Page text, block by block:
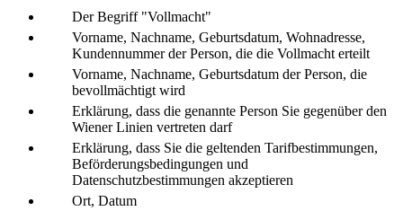
Der Begriff "Vollmacht"
Vorname, Nachname, Geburtsdatum, Wohnadresse,
Kundennummer der Person, die die Vollmacht erteilt
Vorname, Nachname, Geburtsdatum der Person, die
bevollmächtigt wird
Erklärung, dass die genannte Person Sie gegenüber den
Wiener Linien vertreten darf
Erklärung, dass Sie die geltenden Tarifbestimmungen,
Beförderungsbedingungen und
Datenschutzbestimmungen akzeptieren
Ort, Datum